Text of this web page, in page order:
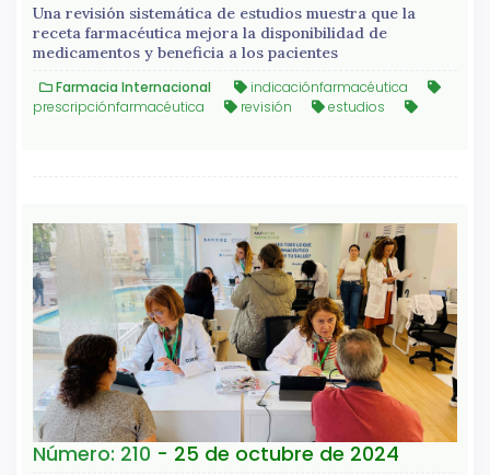
Una revisión sistemática de estudios muestra que la
receta farmacéutica mejora la disponibilidad de
medicamentos y beneficia a los pacientes
Farmacia Internacional
indicaciónfarmacéutica
prescripciónfarmacéutica
revisión estudios
Número: 210 - 25 de octubre de 2024